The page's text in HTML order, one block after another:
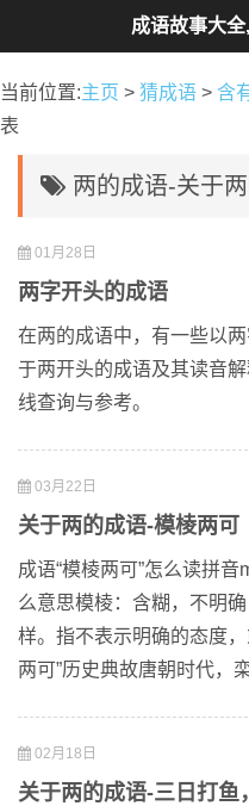
当前位置:主页 > 猜成语 > 含
表
两的成语-关于
01月28日
两字开头的成语
在两的成语中，有一些以
于两开头的成语及其读音
线查询与参考。
03月22日
关于两的成语-模棱两可
成语“模棱两可”怎么读拼
么意思模棱：含糊，不明
样。指不表示明确的态度
两可”历史典故唐朝时代，
02月18日
关于两的成语-三日打鱼
成语故事大